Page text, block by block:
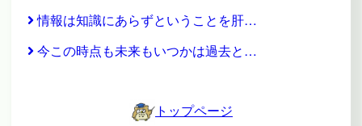
情報は知識にあらずということを肝…
今この時点も未来もいつかは過去と…
トップページ